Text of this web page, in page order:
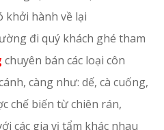
khởi hành về lại
đi quý khách ghé tham
chuyên bán các loại côn
càng như: dế, cà cuống,
chế biến từ chiên rán,
các gia vị tẩm khác nhau